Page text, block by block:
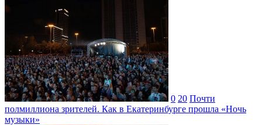
0 20 Почти
полмиллиона зрителей. Как в Екатеринбурге прошла «Ночь
музыки»